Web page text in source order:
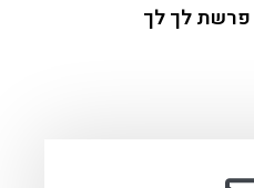
פרשת לך לך